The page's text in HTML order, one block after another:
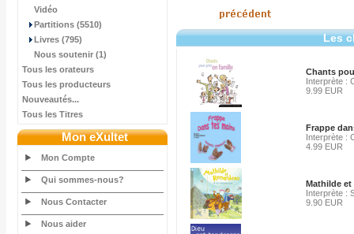
Vidéo
Partitions (5510)
Livres (795)
Nous soutenir (1)
Tous les orateurs
Tous les producteurs
Nouveautés...
Tous les Titres
Mon eXultet
Mon Compte
Qui sommes-nous?
Nous Contacter
Nous aider
Les
Chants
Interprète :
9.99 EUR
Frappe
Interprète :
4.99 EUR
Mathilde et
Interprète :
9.90 EUR